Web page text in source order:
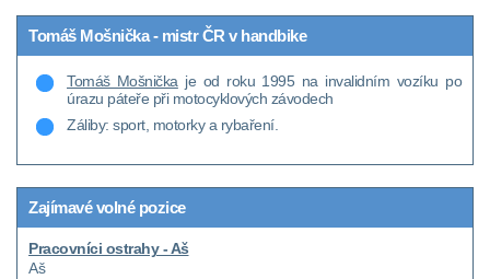
Tomáš Mošnička - mistr ČR v handbike
Tomáš Mošnička je od roku 1995 na invalidním vozíku po
úrazu páteře při motocyklových závodech
Záliby: sport, motorky a rybaření.
Zajímavé volné pozice
Pracovníci ostrahy - Aš
Aš